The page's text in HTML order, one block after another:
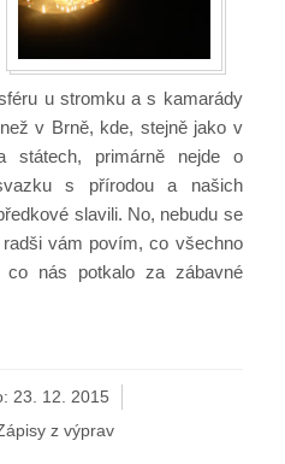
u stromku a s kamarády
v Brně, kde, stejně jako v
státech, primárně nejde o
s přírodou a našich
slavili. No, nebudu se
vám povím, co všechno
nás potkalo za zábavné
23. 12. 2015
z výprav